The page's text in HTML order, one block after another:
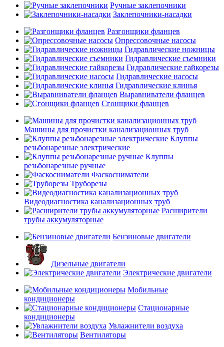
Ручные заклепочники
Заклепочники-насадки
Разгонщики фланцев
Опрессовочные насосы
Гидравлические ножницы
Гидравлические съемники
Гидравлические гайкорезы
Гидравлические насосы
Гидравлические клинья
Выравниватели фланцев
Сгонщики фланцев
Машины для прочистки канализационных труб
Клуппы
резьбонарезные электрические
Клуппы
резьбонарезные ручные
Фаскосниматели
Труборезы
Видеодиагностика канализационных труб
Расширители
трубы аккумуляторные
Бензиновые двигатели
Дизельные двигатели
Электрические двигатели
Мобильные
кондиционеры
Стационарные
кондиционеры
Увлажнители воздуха
Вентиляторы